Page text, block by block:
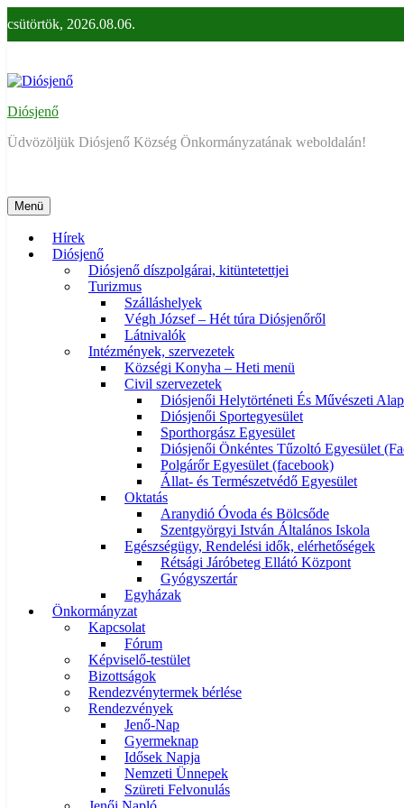
a
tartalomra
csütörtök, 2026.08.06.
Diósjenő
Üdvözöljük Diósjenő Község Önkormányzatának weboldalán!
Menü
Hírek
Diósjenő
Diósjenő díszpolgárai, kitüntetettjei
Turizmus
Szálláshelyek
Végh József – Hét túra Diósjenőről
Látnivalók
Intézmények, szervezetek
Községi Konyha – Heti menü
Civil szervezetek
Diósjenői Helytörténeti És Művészeti
Diósjenői Sportegyesület
Sporthorgász Egyesület
Diósjenői Önkéntes Tűzoltó Egyesület
Polgárőr Egyesület (facebook)
Állat- és Természetvédő Egyesület
Oktatás
Aranydió Óvoda és Bölcsőde
Szentgyörgyi István Általános Iskola
Egészségügy, Rendelési idők, elérhetőségek
Rétsági Járóbeteg Ellátó Központ
Gyógyszertár
Egyházak
Önkormányzat
Kapcsolat
Fórum
Képviselő-testület
Bizottságok
Rendezvénytermek bérlése
Rendezvények
Jenő-Nap
Gyermeknap
Idősek Napja
Nemzeti Ünnepek
Szüreti Felvonulás